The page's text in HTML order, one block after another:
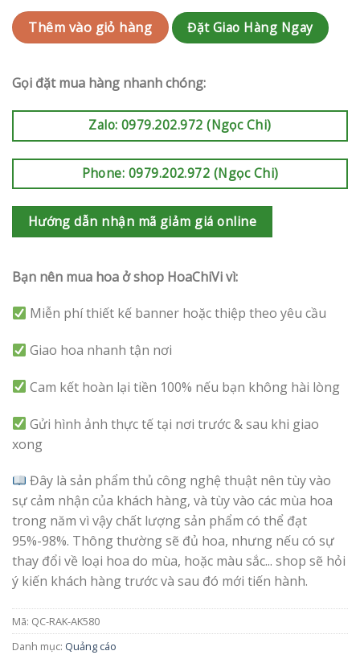
Thêm vào giỏ hàng Đặt Giao Hàng Ngay
Gọi đặt mua hàng nhanh chóng:
Zalo: 0979.202.972 (Ngọc Chi)
Phone: 0979.202.972 (Ngọc Chi)
Hướng dẫn nhận mã giảm giá online
Bạn nên mua hoa ở shop HoaChiVi vì:
Miễn phí thiết kế banner hoặc thiệp theo yêu cầu
Giao hoa nhanh tận nơi
Cam kết hoàn lại tiền 100% nếu bạn không hài lòng
Gửi hình ảnh thực tế tại nơi trước & sau khi giao
xong
Đây là sản phẩm thủ công nghệ thuật nên tùy vào
sự cảm nhận của khách hàng, và tùy vào các mùa hoa
trong năm vì vậy chất lượng sản phẩm có thể đạt
95%-98%. Thông thường sẽ đủ hoa, nhưng nếu có sự
thay đổi về loại hoa do mùa, hoặc màu sắc... shop sẽ hỏi
ý kiến khách hàng trước và sau đó mới tiến hành.
Mã: QC-RAK-AK580
Danh mục: Quảng cáo